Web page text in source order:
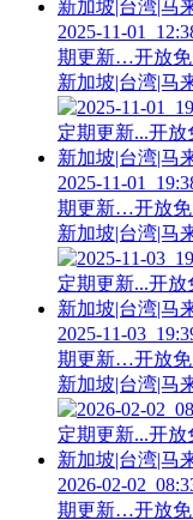
2025-11-
期更新…开放免
新加坡|台湾|马
2025-11-
期更新…开放免
新加坡|台湾|马
2025-11-
期更新…开放免
新加坡|台湾|马
2026-02-
期更新…开放免